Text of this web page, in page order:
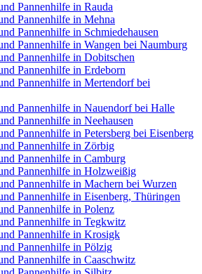
Pannenhilfe in Rauda
Pannenhilfe in Mehna
Pannenhilfe in Schmiedehausen
Pannenhilfe in Wangen bei Naumburg
Pannenhilfe in Dobitschen
Pannenhilfe in Erdeborn
Pannenhilfe in Mertendorf bei
Pannenhilfe in Nauendorf bei Halle
Pannenhilfe in Neehausen
Pannenhilfe in Petersberg bei Eisenberg
Pannenhilfe in Zörbig
Pannenhilfe in Camburg
Pannenhilfe in Holzweißig
Pannenhilfe in Machern bei Wurzen
Pannenhilfe in Eisenberg, Thüringen
Pannenhilfe in Polenz
Pannenhilfe in Tegkwitz
Pannenhilfe in Krosigk
Pannenhilfe in Pölzig
Pannenhilfe in Caaschwitz